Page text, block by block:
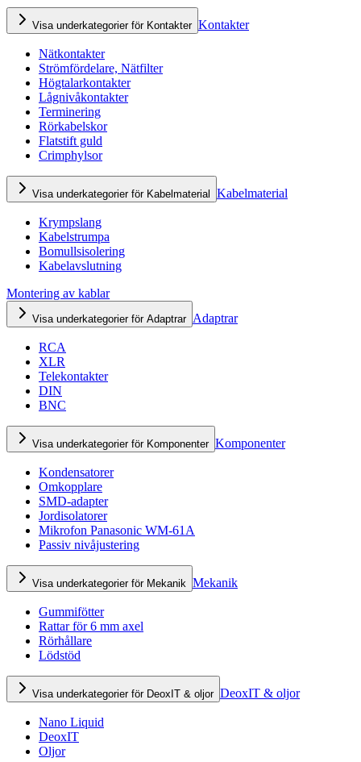
Visa underkategorier för Kontakter Kontakter
Nätkontakter
Strömfördelare, Nätfilter
Högtalarkontakter
Lågnivåkontakter
Terminering
Rörkabelskor
Flatstift guld
Crimphylsor
Visa underkategorier för Kabelmaterial Kabelmaterial
Krympslang
Kabelstrumpa
Bomullsisolering
Kabelavslutning
Montering av kablar
Visa underkategorier för Adaptrar Adaptrar
RCA
XLR
Telekontakter
DIN
BNC
Visa underkategorier för Komponenter Komponenter
Kondensatorer
Omkopplare
SMD-adapter
Jordisolatorer
Mikrofon Panasonic WM-61A
Passiv nivåjustering
Visa underkategorier för Mekanik Mekanik
Gummifötter
Rattar för 6 mm axel
Rörhållare
Lödstöd
Visa underkategorier för DeoxIT & oljor DeoxIT & oljor
Nano Liquid
DeoxIT
Oljor